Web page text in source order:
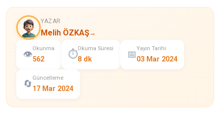
YAZAR
Melih ÖZKAŞ→
👁️
Okunma
562 ⏱️
Okuma Süresi
8 dk 📅
Yayın Tarihi
03 Mar 2024
🔄
Güncelleme
17 Mar 2024